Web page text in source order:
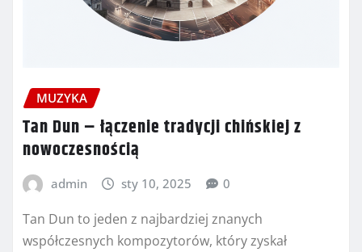
MUZYKA
Tan Dun – łączenie tradycji chińskiej z
nowoczesnością
admin sty 10, 2025 0
Tan Dun to jeden z najbardziej znanych
współczesnych kompozytorów, który zyskał